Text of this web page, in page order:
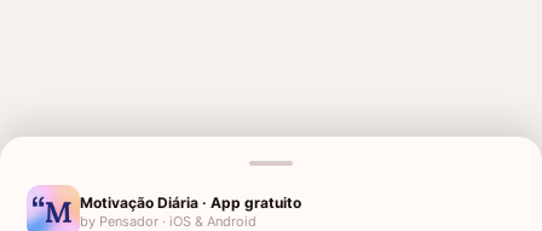
AGRADECIMENTO POR CUIDAR
DO MEU FILHO
Motivação Diária · App gratuito
by Pensador · iOS & Android